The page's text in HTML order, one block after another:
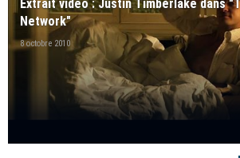
Extrait vidéo : Justin Timberlake dans
Network"
8 octobre 2010